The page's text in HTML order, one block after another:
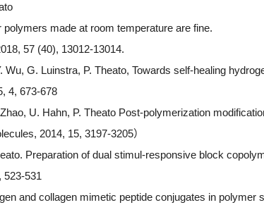
polymers made at room temperature are fine.
57 (40), 13012-13014.
Wu, G. Luinstra, P. Theato, Towards self-healing
4, 673-678
U. Hahn, P. Theato Post-polymerization
2014, 15, 3197-3205）
Preparation of dual stimul-responsive block
523-531
and collagen mimetic peptide conjugates in polymer